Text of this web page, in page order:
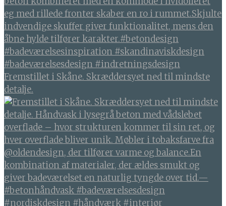
Fremstillet i Skåne. Skræddersyet ned til mindste
detalje.